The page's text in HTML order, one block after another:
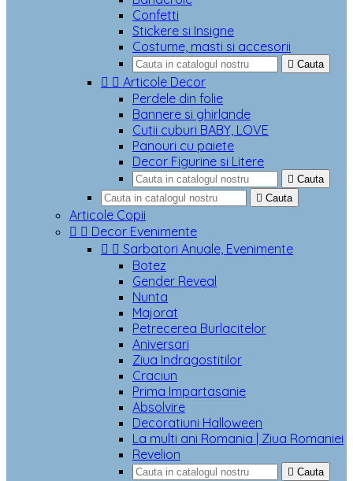
Confetti
Stickere si Insigne
Costume, masti si accesorii
 Cauta
  Articole Decor
Perdele din folie
Bannere si ghirlande
Cutii cuburi BABY, LOVE
Panouri cu paiete
Decor Figurine si Litere
 Cauta
 Cauta
Articole Copii
  Decor Evenimente
  Sarbatori Anuale, Evenimente
Botez
Gender Reveal
Nunta
Majorat
Petrecerea Burlacitelor
Aniversari
Ziua Indragostitilor
Craciun
Prima Impartasanie
Absolvire
Decoratiuni Halloween
La multi ani Romania | Ziua Romaniei
Revelion
 Cauta